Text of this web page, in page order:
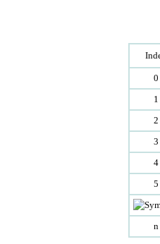
0
1
2
3
4
5
n